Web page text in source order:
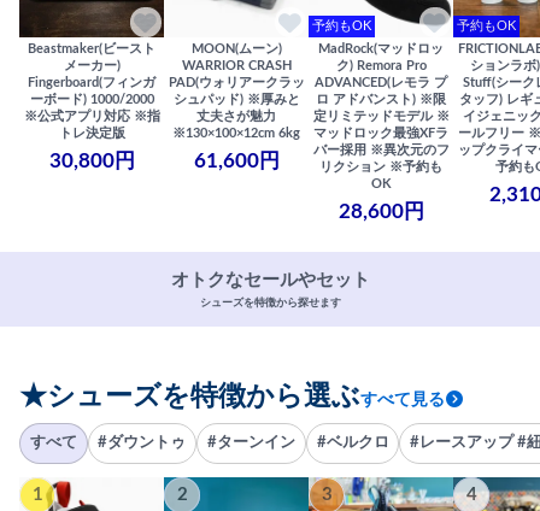
Beastmaker(ビースト
メーカー)
Fingerboard(フィンガ
ーボード) 1000/2000
※公式アプリ対応 ※指
トレ決定版
30,800円
MOON(ムーン)
WARRIOR CRASH
PAD(ウォリアークラッ
シュパッド) ※厚みと
丈夫さが魅力
※130×100×12cm 6kg
61,600円
予約もOK
MadRock(マッドロッ
ク) Remora Pro
ADVANCED(レモラ プ
ロ アドバンスト) ※限
定リミテッドモデル ※
マッドロック最強XFラ
バー採用 ※異次元のフ
リクション ※予約も
OK
28,600円
予約もOK
ションラボ
Stuff(シーク
タッフ) レギ
イジェニッ
ールフリー
ップクライ
予約も
オトクなセールやセット
シューズを特徴から探せます
★シューズを特徴から選ぶすべて見る
すべて #ダウントゥ #ターンイン #ベルクロ #レースアップ #
1 2 3 4